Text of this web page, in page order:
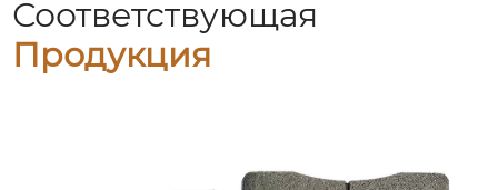
Соответствующая
Продукция